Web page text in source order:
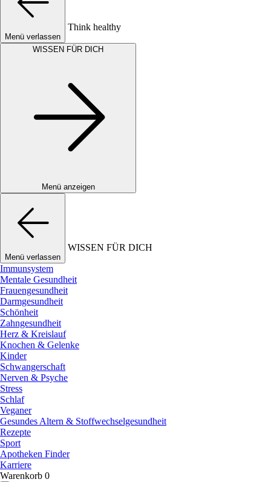
Menü verlassen
Think healthy
WISSEN FÜR DICH
Menü anzeigen
Menü verlassen
WISSEN FÜR DICH
Immunsystem
Mentale Gesundheit
Frauengesundheit
Darmgesundheit
Schönheit
Zahngesundheit
Herz & Kreislauf
Knochen & Gelenke
Kinder
Schwangerschaft
Nerven & Psyche
Stress
Schlaf
Veganer
Gesundes Altern & Stoffwechselgesundheit
Rezepte
Sport
Apotheken Finder
Karriere
Warenkorb 0